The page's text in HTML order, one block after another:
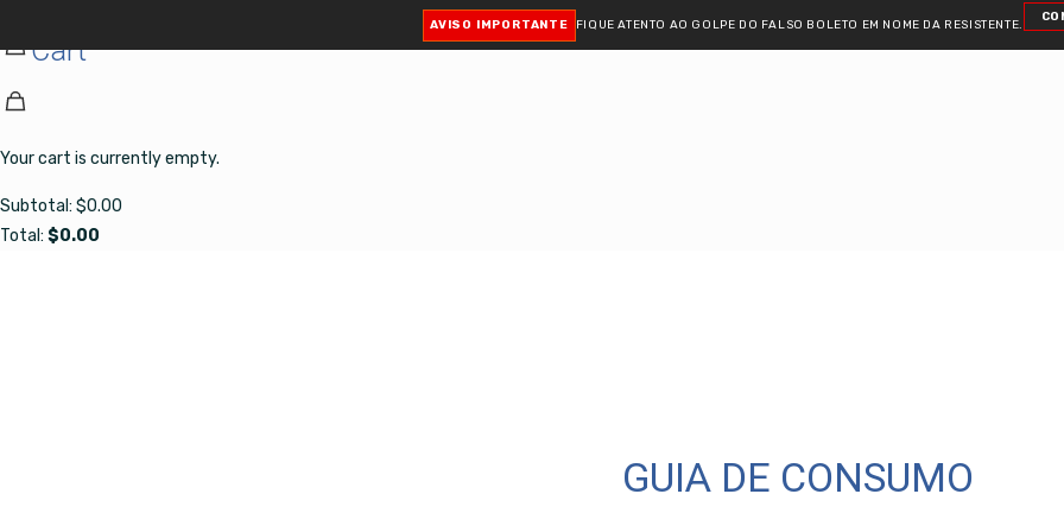
Cart
Your cart is currently empty.
Subtotal: $0.00
Total: $0.00
AVISO IMPORTANTE FIQUE ATENTO AO GOLPE DO FALSO BOLETO EM NOME DA RESISTENTE.
GUIA DE CONSUMO